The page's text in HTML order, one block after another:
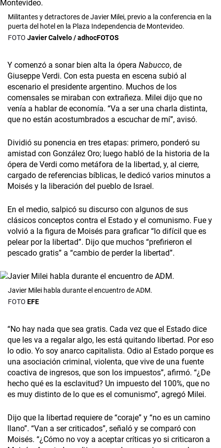
Militantes y detractores de Javier Milei, previo a la conferencia en la
puerta del hotel en la Plaza Independencia de Montevideo.
Javier Calvelo / adhocFOTOS
Y comenzó a sonar bien alta la ópera Nabucco, de
Giuseppe Verdi. Con esta puesta en escena subió al
escenario el presidente argentino. Muchos de los
comensales se miraban con extrañeza. Milei dijo que no
venía a hablar de economía. “Va a ser una charla distinta,
que no están acostumbrados a escuchar de mí”, avisó.
Dividió su ponencia en tres etapas: primero, ponderó su
amistad con González Oro; luego habló de la historia de la
ópera de Verdi como metáfora de la libertad, y, al cierre,
cargado de referencias bíblicas, le dedicó varios minutos a
Moisés y la liberación del pueblo de Israel.
En el medio, salpicó su discurso con algunos de sus
clásicos conceptos contra el Estado y el comunismo. Fue y
volvió a la figura de Moisés para graficar “lo difícil que es
pelear por la libertad”. Dijo que muchos “prefirieron el
pescado gratis” a “cambio de perder la libertad”.
Javier Milei habla durante el encuentro de ADM.
EFE
“No hay nada que sea gratis. Cada vez que el Estado dice
que les va a regalar algo, les está quitando libertad. Por eso
lo odio. Yo soy anarco capitalista. Odio al Estado porque es
una asociación criminal, violenta, que vive de una fuente
coactiva de ingresos, que son los impuestos”, afirmó. “¿De
hecho qué es la esclavitud? Un impuesto del 100%, que no
es muy distinto de lo que es el comunismo”, agregó Milei.
Dijo que la libertad requiere de “coraje” y “no es un camino
llano”. “Van a ser criticados”, señaló y se comparó con
Moisés. “¿Cómo no voy a aceptar críticas yo si criticaron a